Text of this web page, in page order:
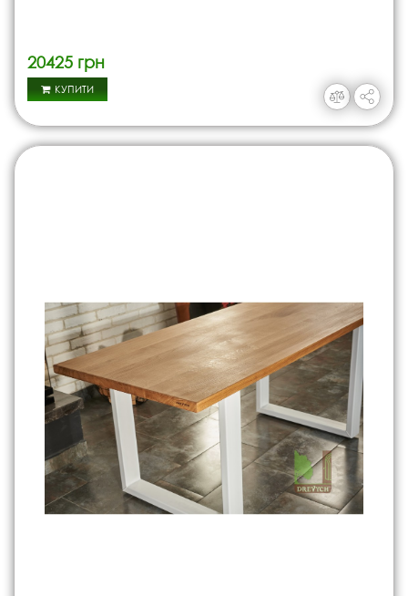
20425 грн
КУПИТИ